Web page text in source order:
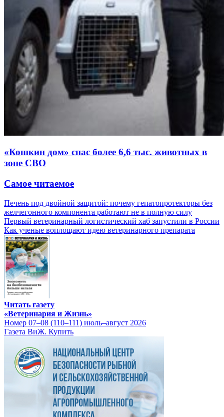
«Кошкин дом» спас более 6,6 тыс. животных в
зоне СВО
Самое читаемое
Печень под двойной защитой: почему гепатопротекторы без
желчегонного компонента работают не в полную силу
Первый ветеринарный логистический хаб запустили в России
Как ученые воплощают идею ветеринарного препарата
Читать газету
«Ветеринария и Жизнь»
Номер 07–08 (110–111) июль–август 2026
Газета ВиЖ. Купить